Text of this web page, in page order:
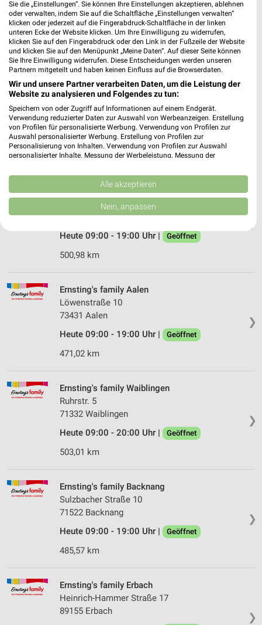
Marktstraße 28
71364 Winnenden
Heute 09:00 - 19:00 Uhr | Geöffnet
493,58 km
Ernsting's family Ulm
Blaubeurer Str. 95
89077 Ulm
Heute 09:30 - 20:00 Uhr | Geöffnet
518,80 km
❯
Ernsting's family Waiblingen
Lange Straße 36
71332 Waiblingen
Heute 09:00 - 19:00 Uhr |
Geöffnet
500,98 km
❯
Ernsting's family Aalen
Löwenstraße 10
73431 Aalen
Heute 09:00 - 19:00 Uhr |
Geöffnet
471,02 km
❯
Ernsting's family Waiblingen
Ruhrstr. 5
71332 Waiblingen
Heute 09:00 - 20:00 Uhr |
Geöffnet
503,01 km
❯
Ernsting's family Backnang
Sulzbacher Straße 10
71522 Backnang
Heute 09:00 - 19:00 Uhr |
Geöffnet
485,57 km
❯
Ernsting's family Erbach
Heinrich-Hammer Straße 17
89155 Erbach
Sie die „Einstellungen“. Sie können Ihre Einstellungen akzeptieren, ablehnen
oder verwalten, indem Sie auf die Schaltfläche „Einstellungen verwalten“
klicken oder jederzeit auf die Fingerabdruck-Schaltfläche in der linken
unteren Ecke der Website klicken. Um Ihre Einwilligung zu widerrufen,
klicken Sie auf den Fingerabdruck oder den Link in der Fußzeile der Website
und klicken Sie auf den Menüpunkt „Meine Daten“. Auf dieser Seite können
Sie Ihre Einwilligung widerrufen. Diese Entscheidungen werden unseren
Partnern mitgeteilt und haben keinen Einfluss auf die Browserdaten.
Wir und unsere Partner verarbeiten Daten, um die Leistung der
Website zu analysieren und Folgendes zu tun:
Speichern von oder Zugriff auf Informationen auf einem Endgerät.
Verwendung reduzierter Daten zur Auswahl von Werbeanzeigen. Erstellung
von Profilen für personalisierte Werbung. Verwendung von Profilen zur
Auswahl personalisierter Werbung. Erstellung von Profilen zur
Personalisierung von Inhalten. Verwendung von Profilen zur Auswahl
personalisierter Inhalte. Messung der Werbeleistung. Messung der
Kombinationen von Daten aus verschiedenen Quellen. Entwicklung und
Verbesserung der Angebote. Verwendung reduzierter Daten zur Auswahl
von Inhalten.
Daten können außerhalb der Europäischen Union weitergegeben und in die
USA gesendet werden.
Website/App.
Partnerliste anzeigen (1 IAB-Anbieter)
Speichern von oder Zugriff auf Informationen
auf einem Endgerät
Verwendung reduzierter Daten zur Auswahl von
Verwendung von Profilen zur Auswahl
personalisierter Werbung
Erstellung von Profilen zur Personalisierung
Messung der Werbeleistung
Messung der Performance von Inhalten
Analyse von Zielgruppen durch Statistiken oder
Entwicklung und Verbesserung der Angebote
Verwendung reduzierter Daten zur Auswahl von
Alle akzeptieren
Nein, anpassen